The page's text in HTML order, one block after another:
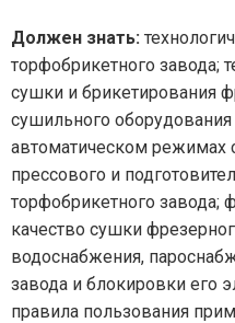
Должен знать:
торфобрикетного завода;
сушки и брикетирования
сушильного
автоматическом режимах
прессового и
торфобрикетного
качество сушки
водоснабжения,
завода и блокировки его
правила пользования